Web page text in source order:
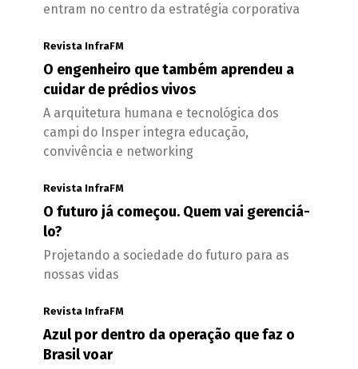
entram no centro da estratégia corporativa
Revista InfraFM
O engenheiro que também aprendeu a
cuidar de prédios vivos
A arquitetura humana e tecnológica dos
campi do Insper integra educação,
convivência e networking
Revista InfraFM
O futuro já começou. Quem vai gerenciá-
lo?
Projetando a sociedade do futuro para as
nossas vidas
Revista InfraFM
Azul por dentro da operação que faz o
Brasil voar